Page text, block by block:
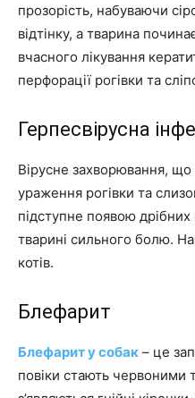
прозорість, набуваючи
відтінку, а тварина
вчасного лікування
перфорації рогівки та
Герпесвірусна
Вірусне захворювання,
ураження рогівки та
підступне появою дрібних
тварині сильного болю.
котів.
Блефарит
Блефарит у собак – це
повіки стають червоними